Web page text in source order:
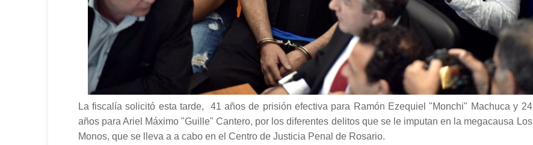
La fiscalía solicitó esta tarde, 41 años de prisión efectiva para Ramón Ezequiel "Monchi" Machuca y 24
años para Ariel Máximo "Guille" Cantero, por los diferentes delitos que se le imputan en la megacausa Los
Monos, que se lleva a a cabo en el Centro de Justicia Penal de Rosario.